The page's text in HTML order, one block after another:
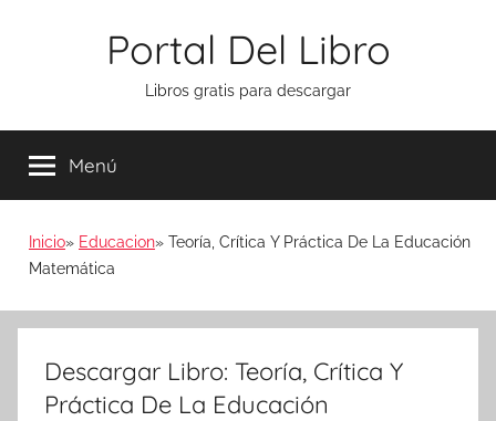
Portal Del Libro
Libros gratis para descargar
Menú
Inicio Educacion
Teoría, Crítica Y Práctica De La Educación
Matemática
Descargar Libro: Teoría, Crítica Y
Práctica De La Educación